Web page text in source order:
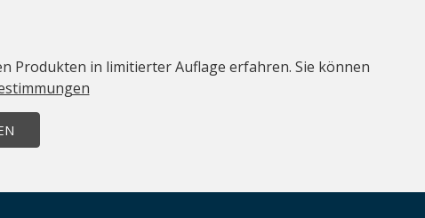
Produkten in limitierter Auflage erfahren. Sie können